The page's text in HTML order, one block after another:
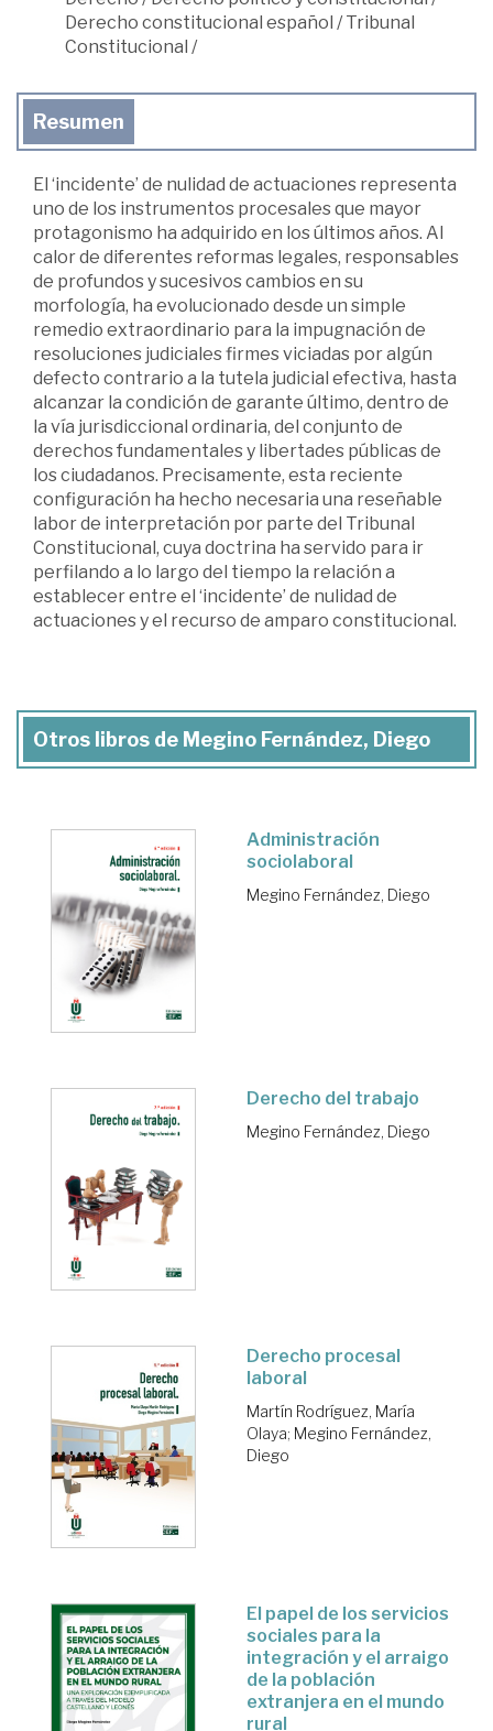
Derecho constitucional español /Tribunal
Constitucional /
Resumen
El ‘incidente’ de nulidad de actuaciones representa
uno de los instrumentos procesales que mayor
protagonismo ha adquirido en los últimos años. Al
calor de diferentes reformas legales, responsables
de profundos y sucesivos cambios en su
morfología, ha evolucionado desde un simple
remedio extraordinario para la impugnación de
resoluciones judiciales firmes viciadas por algún
defecto contrario a la tutela judicial efectiva, hasta
alcanzar la condición de garante último, dentro de
la vía jurisdiccional ordinaria, del conjunto de
derechos fundamentales y libertades públicas de
los ciudadanos. Precisamente, esta reciente
configuración ha hecho necesaria una reseñable
labor de interpretación por parte del Tribunal
Constitucional, cuya doctrina ha servido para ir
perfilando a lo largo del tiempo la relación a
establecer entre el ‘incidente’ de nulidad de
actuaciones y el recurso de amparo constitucional.
Otros libros de Megino Fernández, Diego
Administración
sociolaboral
Megino Fernández, Diego
Derecho del trabajo
Megino Fernández, Diego
Derecho procesal
laboral
Martín Rodríguez, María
Olaya; Megino Fernández,
Diego
El papel de los servicios
sociales para la
integración y el arraigo
de la población
extranjera en el mundo
rural